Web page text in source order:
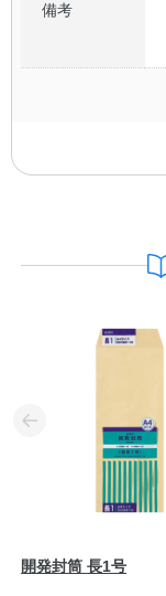
備考
開発封筒 長1号